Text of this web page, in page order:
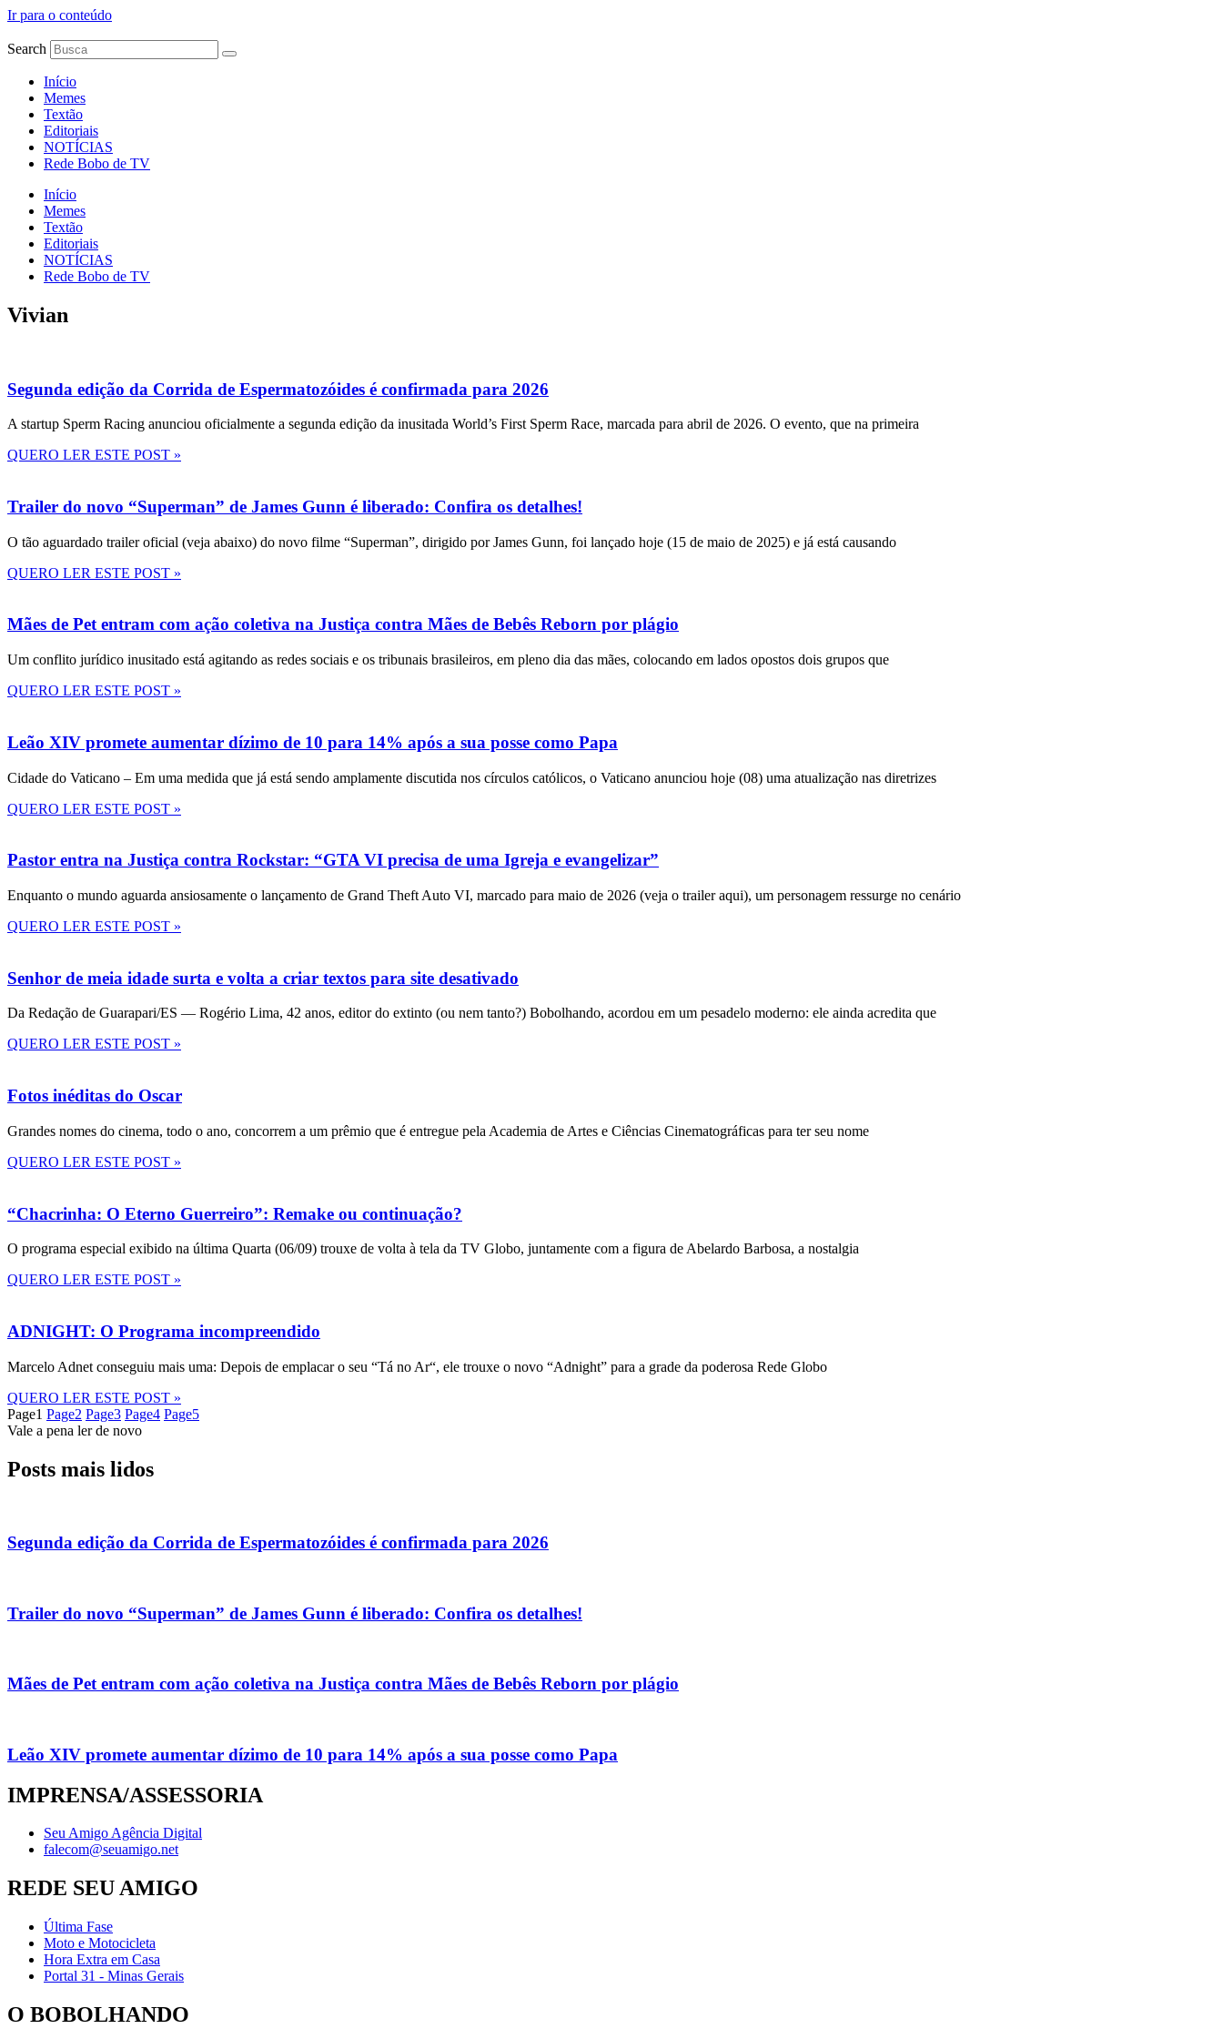
Ir para o conteúdo
Search
Início
Memes
Textão
Editoriais
NOTÍCIAS
Rede Bobo de TV
Início
Memes
Textão
Editoriais
NOTÍCIAS
Rede Bobo de TV
Vivian
Segunda edição da Corrida de Espermatozóides é confirmada para 2026
A startup Sperm Racing anunciou oficialmente a segunda edição da inusitada World’s First Sperm Race, marcada para abril de 2026. O evento, que na primeira
QUERO LER ESTE POST »
Trailer do novo “Superman” de James Gunn é liberado: Confira os detalhes!
O tão aguardado trailer oficial (veja abaixo) do novo filme “Superman”, dirigido por James Gunn, foi lançado hoje (15 de maio de 2025) e já está causando
QUERO LER ESTE POST »
Mães de Pet entram com ação coletiva na Justiça contra Mães de Bebês Reborn por plágio
Um conflito jurídico inusitado está agitando as redes sociais e os tribunais brasileiros, em pleno dia das mães, colocando em lados opostos dois grupos que
QUERO LER ESTE POST »
Leão XIV promete aumentar dízimo de 10 para 14% após a sua posse como Papa
Cidade do Vaticano – Em uma medida que já está sendo amplamente discutida nos círculos católicos, o Vaticano anunciou hoje (08) uma atualização nas diretrizes
QUERO LER ESTE POST »
Pastor entra na Justiça contra Rockstar: “GTA VI precisa de uma Igreja e evangelizar”
Enquanto o mundo aguarda ansiosamente o lançamento de Grand Theft Auto VI, marcado para maio de 2026 (veja o trailer aqui), um personagem ressurge no cenário
QUERO LER ESTE POST »
Senhor de meia idade surta e volta a criar textos para site desativado
Da Redação de Guarapari/ES — Rogério Lima, 42 anos, editor do extinto (ou nem tanto?) Bobolhando, acordou em um pesadelo moderno: ele ainda acredita que
QUERO LER ESTE POST »
Fotos inéditas do Oscar
Grandes nomes do cinema, todo o ano, concorrem a um prêmio que é entregue pela Academia de Artes e Ciências Cinematográficas para ter seu nome
QUERO LER ESTE POST »
“Chacrinha: O Eterno Guerreiro”: Remake ou continuação?
O programa especial exibido na última Quarta (06/09) trouxe de volta à tela da TV Globo, juntamente com a figura de Abelardo Barbosa, a nostalgia
QUERO LER ESTE POST »
ADNIGHT: O Programa incompreendido
Marcelo Adnet conseguiu mais uma: Depois de emplacar o seu “Tá no Ar“, ele trouxe o novo “Adnight” para a grade da poderosa Rede Globo
QUERO LER ESTE POST »
Page1 Page2 Page3 Page4 Page5
Vale a pena ler de novo
Posts mais lidos
Segunda edição da Corrida de Espermatozóides é confirmada para 2026
Trailer do novo “Superman” de James Gunn é liberado: Confira os detalhes!
Mães de Pet entram com ação coletiva na Justiça contra Mães de Bebês Reborn por plágio
Leão XIV promete aumentar dízimo de 10 para 14% após a sua posse como Papa
IMPRENSA/ASSESSORIA
Seu Amigo Agência Digital
falecom@seuamigo.net
REDE SEU AMIGO
Última Fase
Moto e Motocicleta
Hora Extra em Casa
Portal 31 - Minas Gerais
O BOBOLHANDO